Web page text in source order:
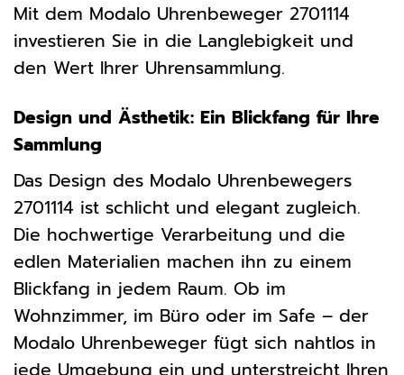
Mit dem Modalo Uhrenbeweger 2701114
investieren Sie in die Langlebigkeit und
den Wert Ihrer Uhrensammlung.
Design und Ästhetik: Ein Blickfang für Ihre
Sammlung
Das Design des Modalo Uhrenbewegers
2701114 ist schlicht und elegant zugleich.
Die hochwertige Verarbeitung und die
edlen Materialien machen ihn zu einem
Blickfang in jedem Raum. Ob im
Wohnzimmer, im Büro oder im Safe – der
Modalo Uhrenbeweger fügt sich nahtlos in
jede Umgebung ein und unterstreicht Ihren